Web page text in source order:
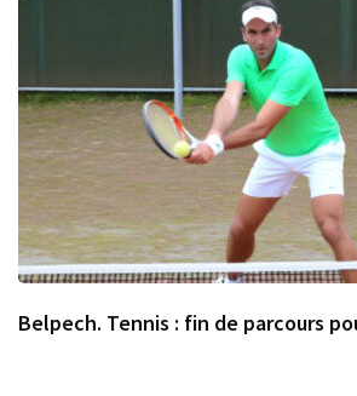
Belpech. Tennis : fin de parcours